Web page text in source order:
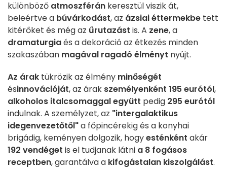
különböző atmoszférán keresztül viszik át,
beleértve a búvárkodást, az ázsiai éttermekbe tett
kitérőket és még az űrutazást is. A zene, a
dramaturgiaés a dekoráció az étkezés minden
szakaszában magával ragadó élményt nyújt.
Az árak tükrözik az élmény minőségét
ésinnovációját, az árak személyenként 195 eurótól,
alkoholos italcsomaggal együtt pedig 295 eurótól
indulnak. A személyzet, az "intergalaktikus
idegenvezetőtől"a főpincérekig és a konyhai
brigádig, keményen dolgozik, hogyesténként akár
192 vendéget is el tudjanak látni a 8 fogásos
receptben, garantálva a kifogástalan kiszolgálást.